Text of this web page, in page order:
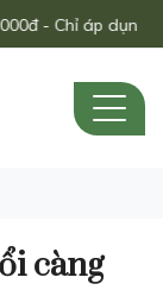
Chỉ áp dụng trong
càng